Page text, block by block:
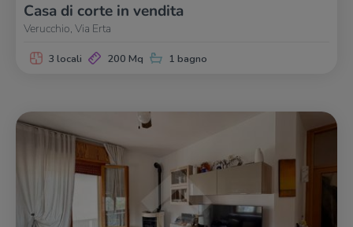
Casa di corte in vendita
Verucchio, Via Erta
3 locali 200 Mq 1 bagno